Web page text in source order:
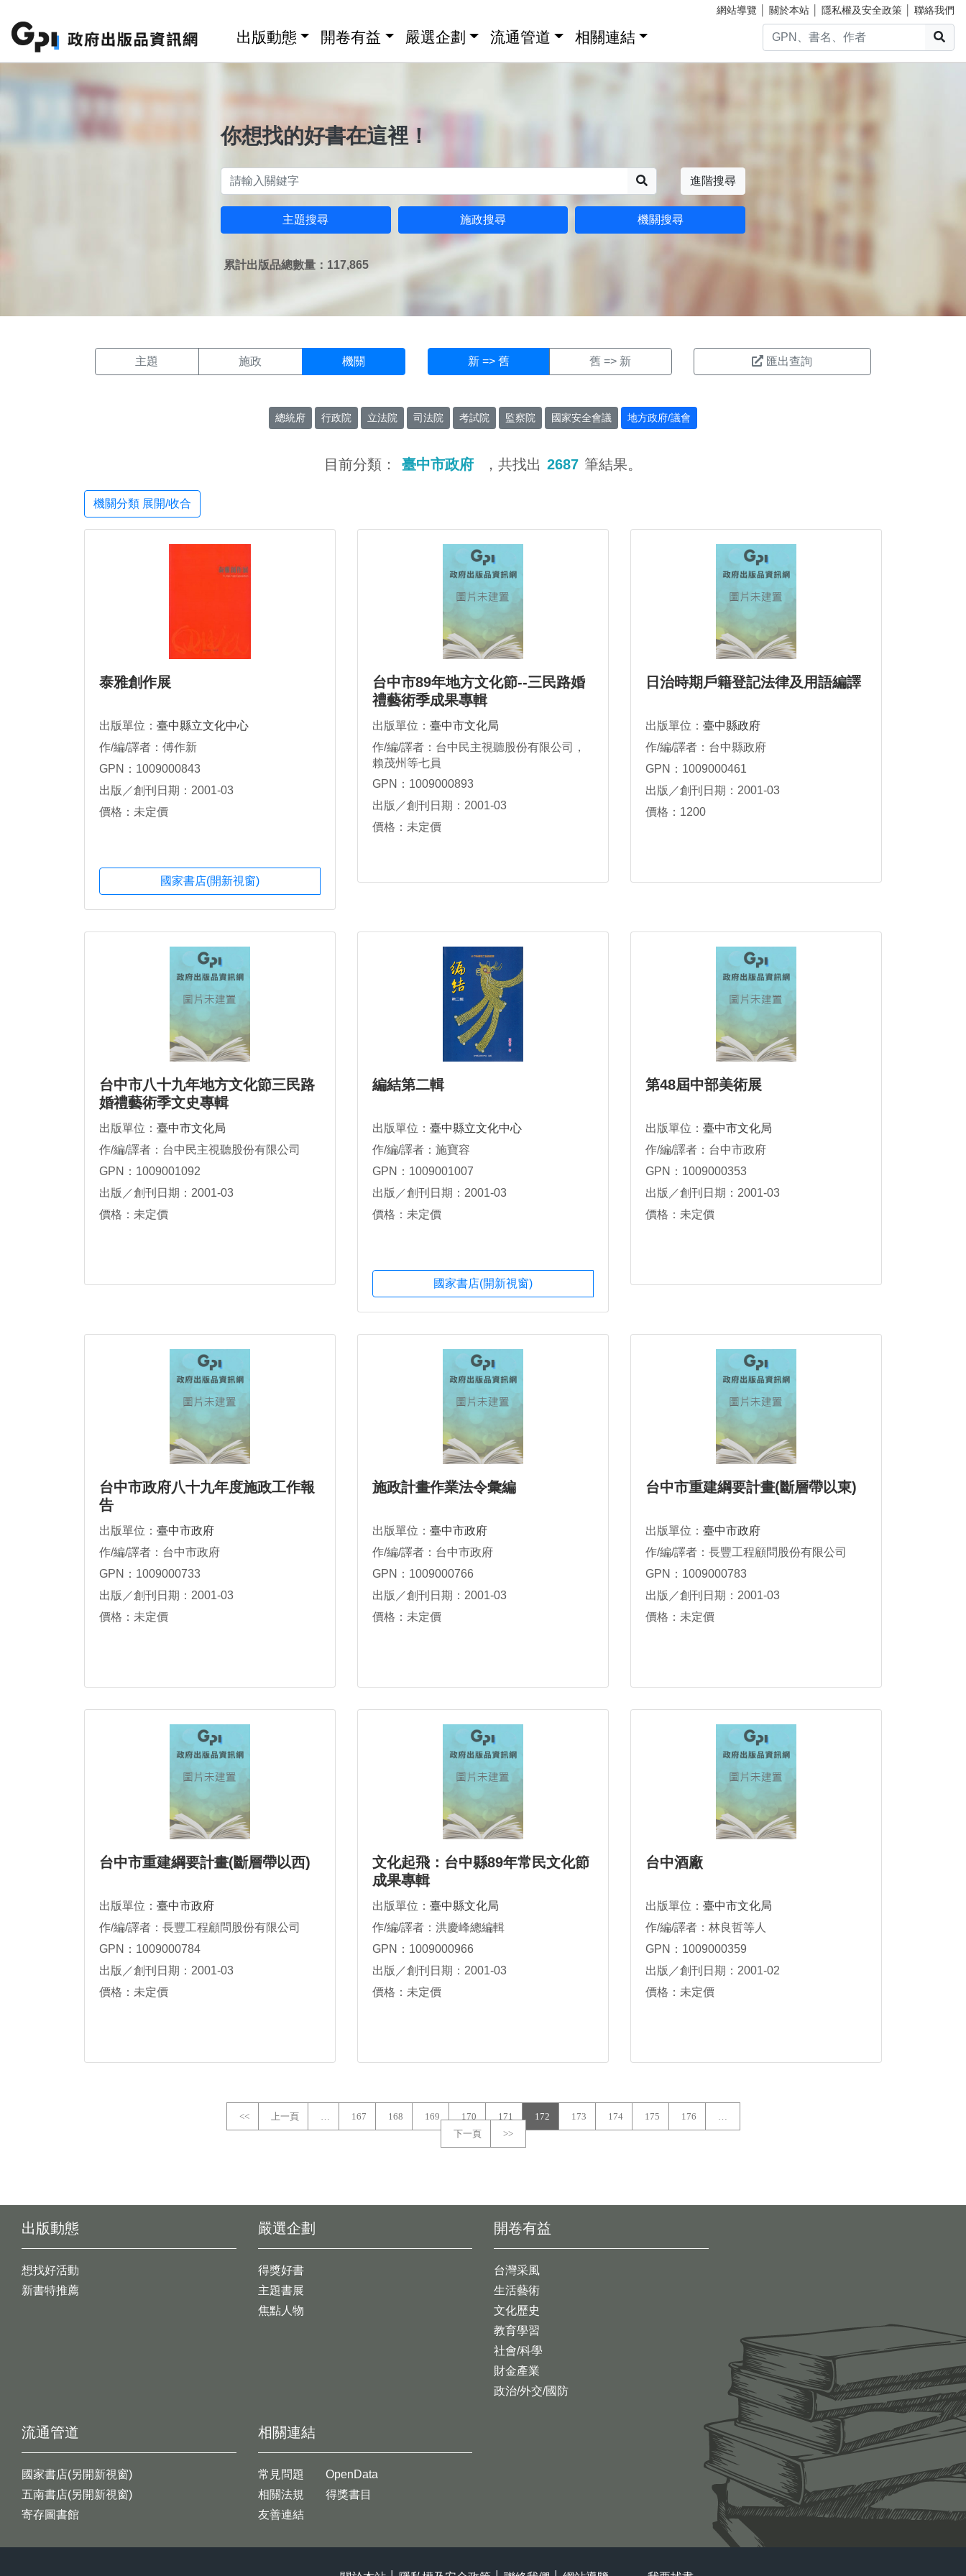
網站導覽 關於本站 隱私權及安全政策 聯絡我們
出版動態 開卷有益 嚴選企劃 流通管道 相關連結
你想找的好書在這裡！
進階搜尋
主題搜尋 施政搜尋 機關搜尋
累計出版品總數量：117,865
主題 施政 機關 新 => 舊 舊 => 新 匯出查詢
總統府 行政院 立法院 司法院 考試院 監察院 國家安全會議 地方政府/議會
目前分類： 臺中市政府 ，共找出 2687 筆結果。
機關分類 展開/收合
泰雅創作展
出版單位： 臺中縣立文化中心
作/編/譯者：傅作新
GPN：1009000843
出版／創刊日期：2001-03
價格：未定價
國家書店(開新視窗)
台中市89年地方文化節--三民路婚
禮藝術季成果專輯
出版單位： 臺中市文化局
作/編/譯者：台中民主視聽股份有限公司，
賴茂州等七員
GPN：1009000893
出版／創刊日期：2001-03
價格：未定價
日治時期戶籍登記法律及用語編譯
出版單位： 臺中縣政府
作/編/譯者：台中縣政府
GPN：1009000461
出版／創刊日期：2001-03
價格：1200
台中市八十九年地方文化節三民路
婚禮藝術季文史專輯
出版單位： 臺中市文化局
作/編/譯者：台中民主視聽股份有限公司
GPN：1009001092
出版／創刊日期：2001-03
價格：未定價
編結第二輯
出版單位： 臺中縣立文化中心
作/編/譯者：施寶容
GPN：1009001007
出版／創刊日期：2001-03
價格：未定價
國家書店(開新視窗)
第48屆中部美術展
出版單位： 臺中市文化局
作/編/譯者：台中市政府
GPN：1009000353
出版／創刊日期：2001-03
價格：未定價
台中市政府八十九年度施政工作報
告
出版單位： 臺中市政府
作/編/譯者：台中市政府
GPN：1009000733
出版／創刊日期：2001-03
價格：未定價
施政計畫作業法令彙編
出版單位： 臺中市政府
作/編/譯者：台中市政府
GPN：1009000766
出版／創刊日期：2001-03
價格：未定價
台中市重建綱要計畫(斷層帶以東)
出版單位： 臺中市政府
作/編/譯者：長豐工程顧問股份有限公司
GPN：1009000783
出版／創刊日期：2001-03
價格：未定價
台中市重建綱要計畫(斷層帶以西)
出版單位： 臺中市政府
作/編/譯者：長豐工程顧問股份有限公司
GPN：1009000784
出版／創刊日期：2001-03
價格：未定價
文化起飛：台中縣89年常民文化節
成果專輯
出版單位： 臺中縣文化局
作/編/譯者：洪慶峰總編輯
GPN：1009000966
出版／創刊日期：2001-03
價格：未定價
台中酒廠
出版單位： 臺中市文化局
作/編/譯者：林良哲等人
GPN：1009000359
出版／創刊日期：2001-02
價格：未定價
<< 上一頁 … 167 168 169 170 171 172 173 174 175 176
…
下一頁
>>
出版動態
想找好活動
新書特推薦
開卷有益
台灣采風
生活藝術
文化歷史
教育學習
社會/科學
財金產業
政治/外交/國防
嚴選企劃
得獎好書
主題書展
焦點人物
流通管道
國家書店(另開新視窗)
五南書店(另開新視窗)
寄存圖書館
相關連結
常見問題
相關法規
友善連結
OpenData
得獎書目